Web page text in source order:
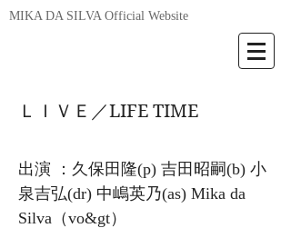
MIKA DA SILVA Official Website
ＬＩＶＥ／LIFE TIME
出演 ：久保田隆(p) 吉田昭嗣(b) 小
泉吉弘(dr) 中嶋英乃(as) Mika da
Silva（vo&gt）